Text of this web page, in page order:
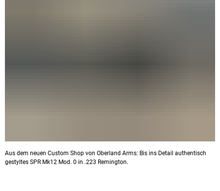
Aus dem neuen Custom Shop von Oberland Arms: Bis ins Detail authentisch
gestyltes SPR Mk12 Mod. 0 in .223 Remington.